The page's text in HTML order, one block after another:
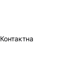
Контактна